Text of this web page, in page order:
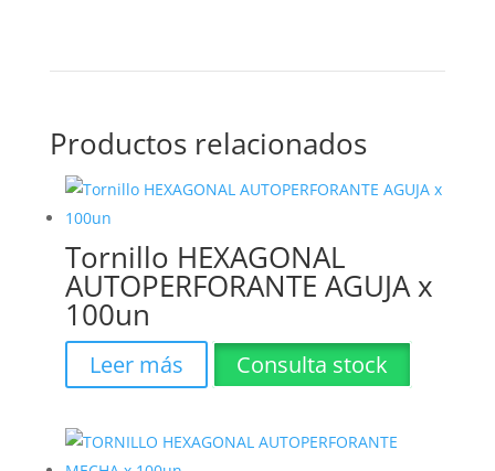
Productos relacionados
Tornillo HEXAGONAL
AUTOPERFORANTE AGUJA x
100un
Leer más Consulta stock